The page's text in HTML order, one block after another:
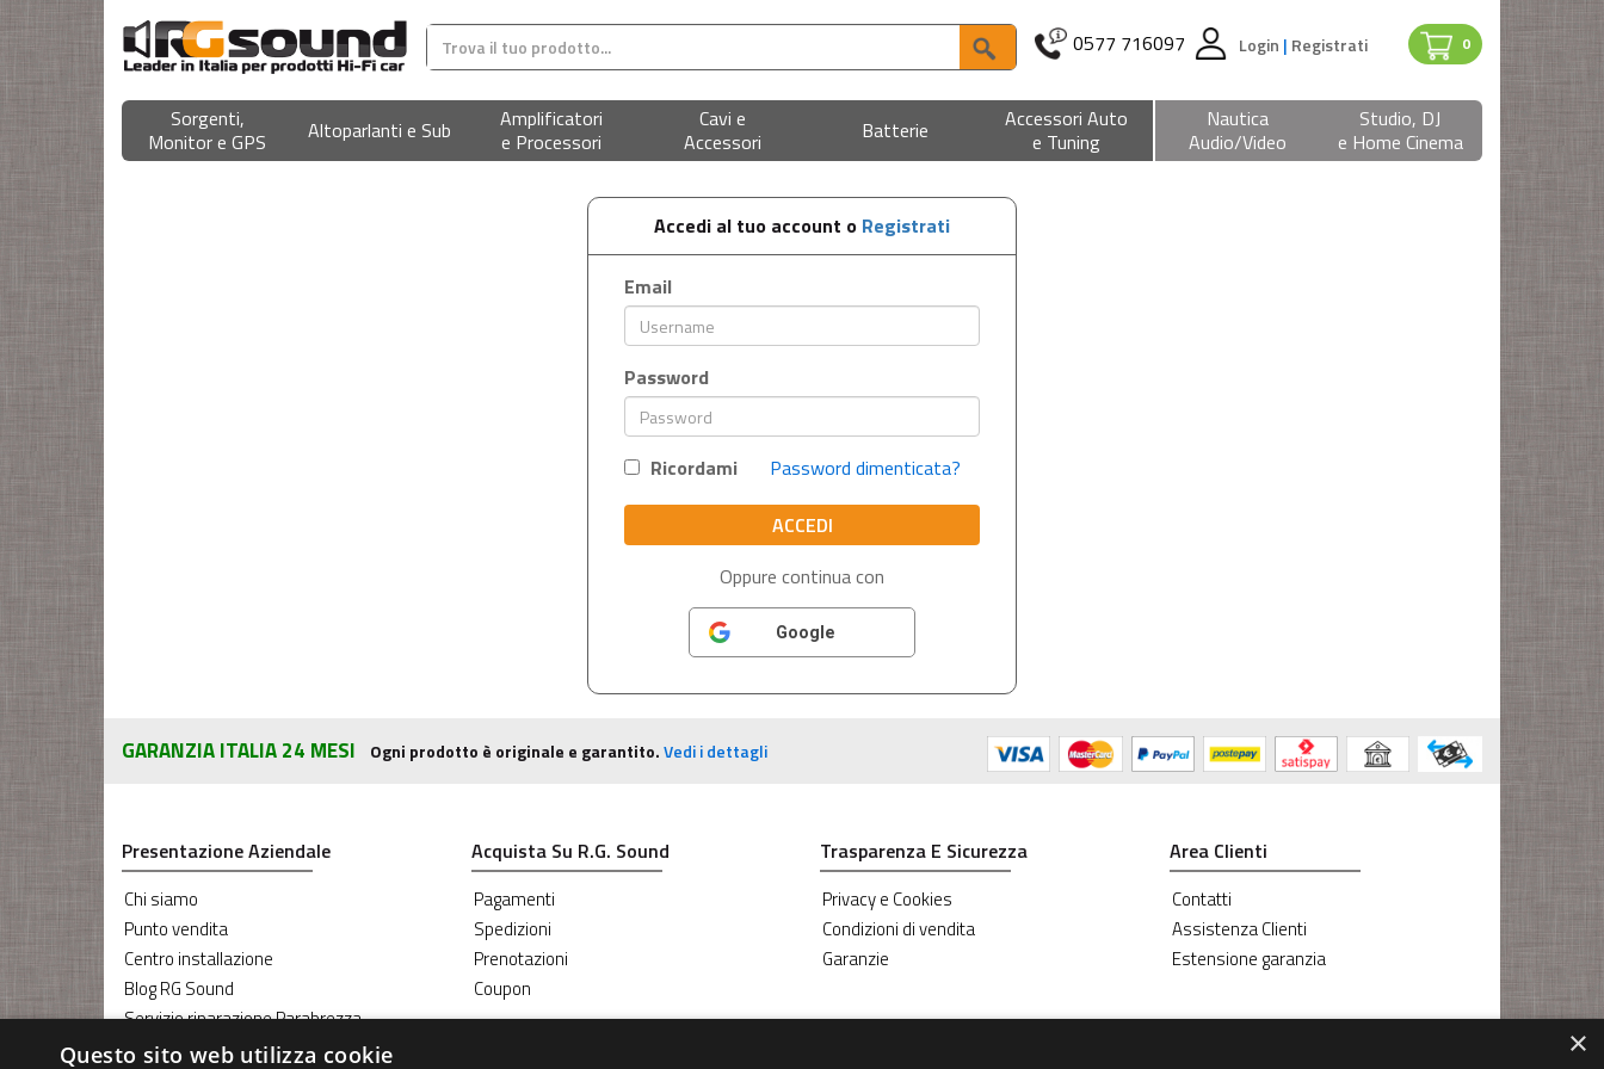
0
0577 716097 Login | Registrati
Sorgenti,
Monitor e GPS
Altoparlanti e Sub
Amplificatori
e Processori
Cavi e
Accessori
Batterie
Accessori Auto
e Tuning
Nautica
Audio/Video
Studio, DJ
e Home Cinema
Accedi al tuo account o Registrati
Email
Password
Ricordami Password dimenticata?
Oppure continua con
Google
GARANZIA ITALIA 24 MESI Ogni prodotto è originale e garantito.Vedi i dettagli
Presentazione Aziendale
Chi siamo
Punto vendita
Centro installazione
Blog RG Sound
Servizio riparazione Parabrezza
Servizio Oscuramento vetri
Acquista Su R.G. Sound
Pagamenti
Spedizioni
Prenotazioni
Coupon
Trasparenza E Sicurezza
Privacy e Cookies
Condizioni di vendita
Garanzie
Area Clienti
Contatti
Assistenza Clienti
Estensione garanzia
×
Questo sito web utilizza cookie